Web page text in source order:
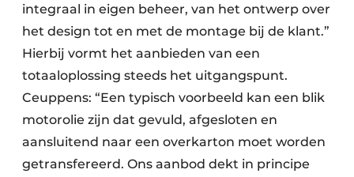
integraal in eigen beheer, van het ontwerp over
het design tot en met de montage bij de klant.”
Hierbij vormt het aanbieden van een
totaaloplossing steeds het uitgangspunt.
Ceuppens: “Een typisch voorbeeld kan een blik
motorolie zijn dat gevuld, afgesloten en
aansluitend naar een overkarton moet worden
getransfereerd. Ons aanbod dekt in principe